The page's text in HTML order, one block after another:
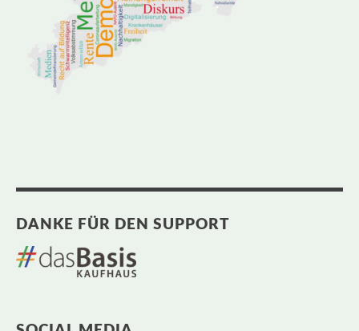
DANKE FÜR DEN SUPPORT